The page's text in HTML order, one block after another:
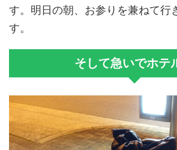
す。明日の朝、お参りを兼ねて行
す。
そして急いでホテ